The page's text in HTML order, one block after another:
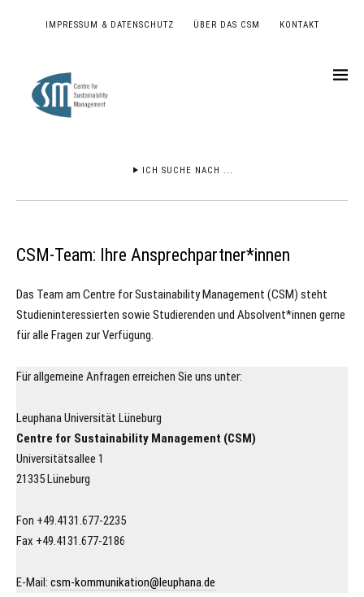
IMPRESSUM & DATENSCHUTZ ÜBER DAS CSM KONTAKT
ICH SUCHE NACH ...
CSM-Team: Ihre Ansprechpartner*innen
Das Team am Centre for Sustainability Management (CSM) steht
Studieninteressierten sowie Studierenden und Absolvent*innen gerne
für alle Fragen zur Verfügung.
Für allgemeine Anfragen erreichen Sie uns unter:
Leuphana Universität Lüneburg
Centre for Sustainability Management (CSM)
Universitätsallee 1
21335 Lüneburg
Fon +49.4131.677-2235
Fax +49.4131.677-2186
E-Mail: csm-kommunikation@leuphana.de